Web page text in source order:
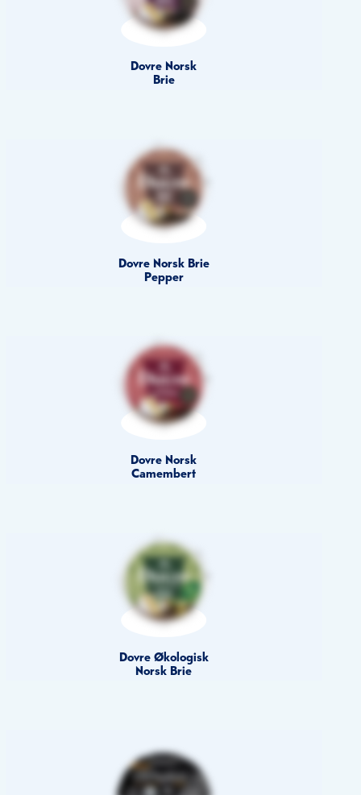
Dovre Norsk
Brie
Dovre Norsk Brie
Pepper
Dovre Norsk
Camembert
Dovre Økologisk
Norsk Brie